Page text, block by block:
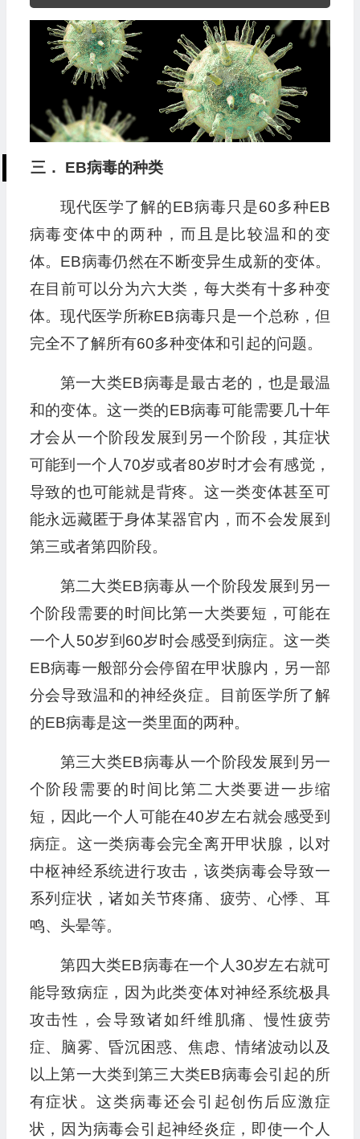
频
三． EB病毒的种类
现代医学了解的EB病毒只是60多种EB
病毒变体中的两种，而且是比较温和的变
体。EB病毒仍然在不断变异生成新的变体。
在目前可以分为六大类，每大类有十多种变
体。现代医学所称EB病毒只是一个总称，但
完全不了解所有60多种变体和引起的问题。
第一大类EB病毒是最古老的，也是最温
和的变体。这一类的EB病毒可能需要几十年
才会从一个阶段发展到另一个阶段，其症状
可能到一个人70岁或者80岁时才会有感觉，
导致的也可能就是背疼。这一类变体甚至可
能永远藏匿于身体某器官内，而不会发展到
第三或者第四阶段。
第二大类EB病毒从一个阶段发展到另一
个阶段需要的时间比第一大类要短，可能在
一个人50岁到60岁时会感受到病症。这一类
EB病毒一般部分会停留在甲状腺内，另一部
分会导致温和的神经炎症。目前医学所了解
的EB病毒是这一类里面的两种。
第三大类EB病毒从一个阶段发展到另一
个阶段需要的时间比第二大类要进一步缩
短，因此一个人可能在40岁左右就会感受到
病症。这一类病毒会完全离开甲状腺，以对
中枢神经系统进行攻击，该类病毒会导致一
系列症状，诸如关节疼痛、疲劳、心悸、耳
鸣、头晕等。
第四大类EB病毒在一个人30岁左右就可
能导致病症，因为此类变体对神经系统极具
攻击性，会导致诸如纤维肌痛、慢性疲劳
症、脑雾、昏沉困惑、焦虑、情绪波动以及
以上第一大类到第三大类EB病毒会引起的所
有症状。这类病毒还会引起创伤后应激症
状，因为病毒会引起神经炎症，即使一个人